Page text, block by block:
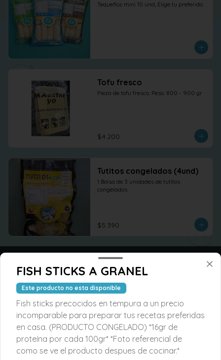
Tequeños mini 10 und, Elige tu preferido.
Tofu fresco
Pieza de tofu fresco. Peso: 800 - 900 gr
$4.200
Tutitos congelados (4und)
1 Bolsa de 3 unidades de tutitos
congelados
$5.390
Conócenos
FISH STICKS A GRANEL
Este producto no esta disponible
Fish sticks precocidos en tempura a un precio
incomparable para preparar tus recetas preferidas
en casa. (PRODUCTO CONGELADO) *16gr de
proteína por cada 100gr* *Foto referencial de
como se ve el producto despues de cocinar.*